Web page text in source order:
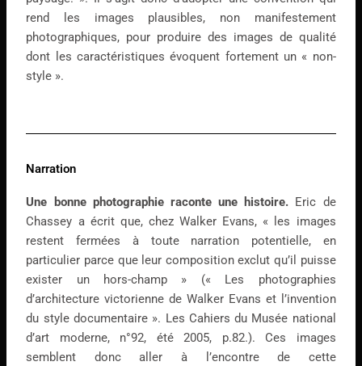
rend les images plausibles, non manifestement
photographiques, pour produire des images de qualité
dont les caractéristiques évoquent fortement un « non-
style ».
Narration
Une bonne photographie raconte une histoire. Eric de
Chassey a écrit que, chez Walker Evans, « les images
restent fermées à toute narration potentielle, en
particulier parce que leur composition exclut qu’il puisse
exister un hors-champ » (« Les photographies
d’architecture victorienne de Walker Evans et l’invention
du style documentaire ». Les Cahiers du Musée national
d’art moderne, n°92, été 2005, p.82.). Ces images
semblent donc aller à l’encontre de cette